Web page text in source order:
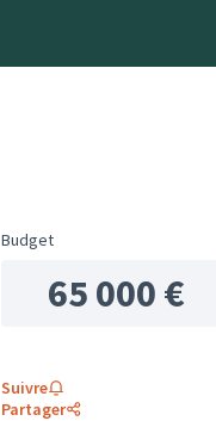
Budget
65 000 €
Suivre
Partager